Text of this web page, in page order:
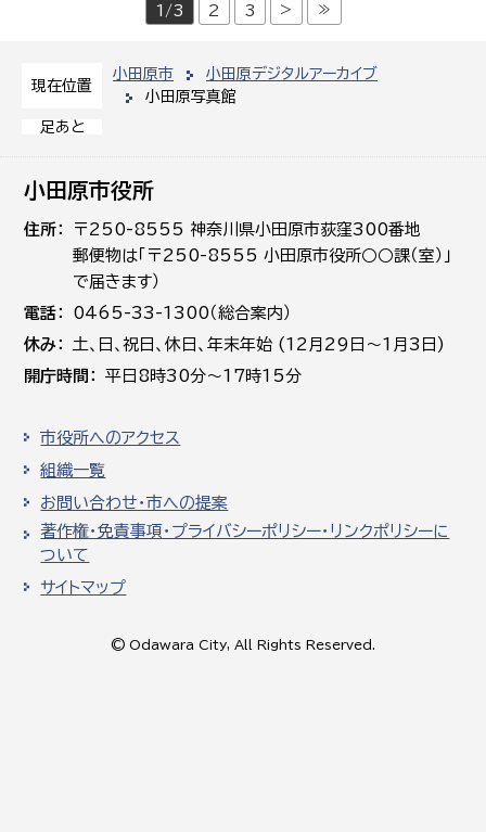
現在位置
小田原市
小田原デジタルアーカイブ
小田原写真館
足あと
1/3 2 3 > ≫
小田原市役所
住所
〒250-8555 神奈川県小田原市荻窪300番地
郵便物は「〒250-8555 小田原市役所○○課（室）」
で届きます）
電話
0465-33-1300（総合案内）
休み
土､日､祝日、休日、年末年始 (12月29日～1月3日)
開庁時間
平日8時30分～17時15分
市役所へのアクセス
組織一覧
お問い合わせ・市への提案
著作権・免責事項・プライバシーポリシー・リンクポリシーに
ついて
サイトマップ
© Odawara City, All Rights Reserved.